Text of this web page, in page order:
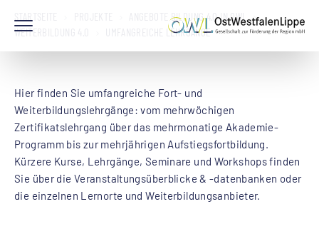
ANGEBOTE BILDUNG 4.0 IN OWL
WEITERBILDUNG 4.0
UMFANGREICHE LEHRGÄNGE
Hier finden Sie umfangreiche Fort- und
Weiterbildungslehrgänge: vom mehrwöchigen
Zertifikatslehrgang über das mehrmonatige Akademie-
Programm bis zur mehrjährigen Aufstiegsfortbildung.
Kürzere Kurse, Lehrgänge, Seminare und Workshops finden
Sie über die Veranstaltungsüberblicke & -datenbanken oder
die einzelnen Lernorte und Weiterbildungsanbieter.